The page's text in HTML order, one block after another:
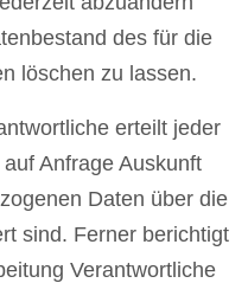
des für die
löschen zu lassen.
erteilt jeder
Anfrage Auskunft
Daten über die
sind. Ferner berichtigt
Verantwortliche